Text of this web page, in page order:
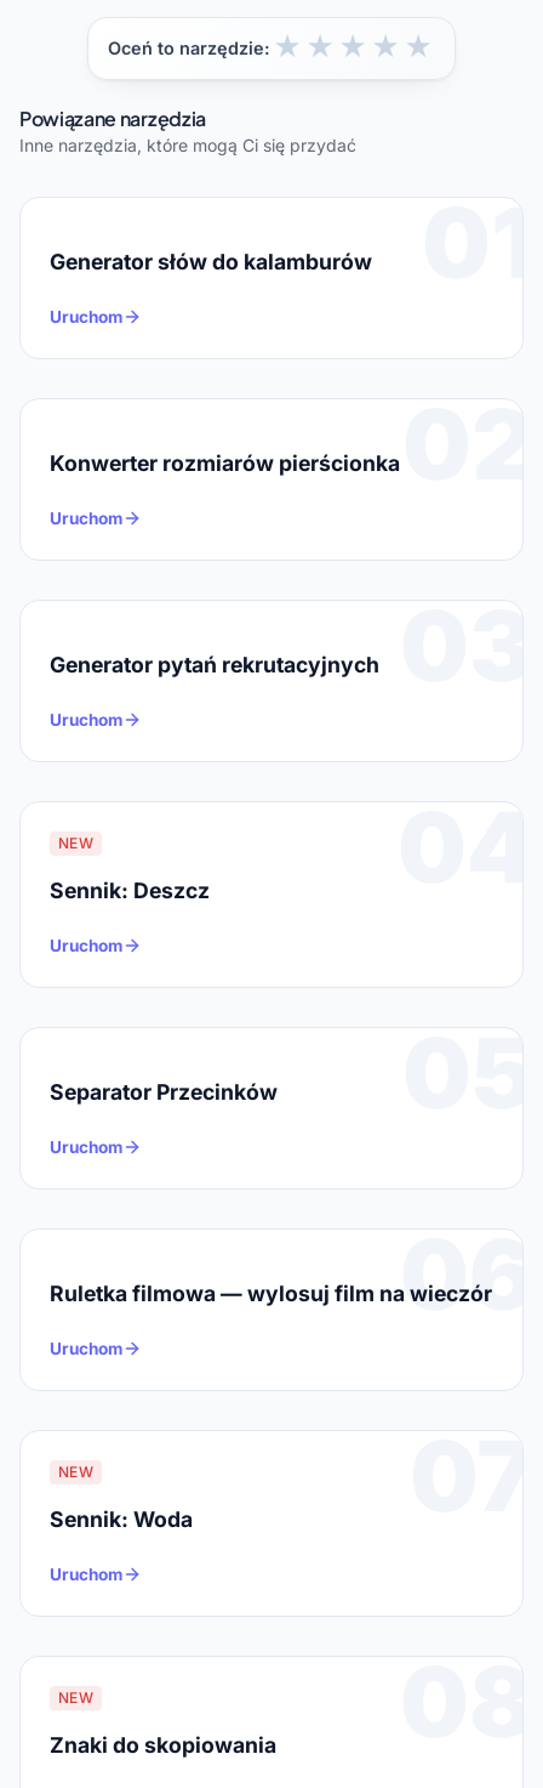
  if (synth.getVoices().length) speak();
  else
speak, { once: true });
})();
Oceń to narzędzie: ★
★
★
★
★
Powiązane narzędzia
Inne narzędzia, które mogą Ci się przydać
01
Generator słów do kalamburów
Uruchom
02
Konwerter rozmiarów pierścionka
Uruchom
03
Generator pytań rekrutacyjnych
Uruchom
04
NEW
Sennik: Deszcz
Uruchom
05
Separator Przecinków
Uruchom
06
Ruletka filmowa — wylosuj film na wieczór
Uruchom
07
NEW
Sennik: Woda
Uruchom
08
NEW
Znaki do skopiowania